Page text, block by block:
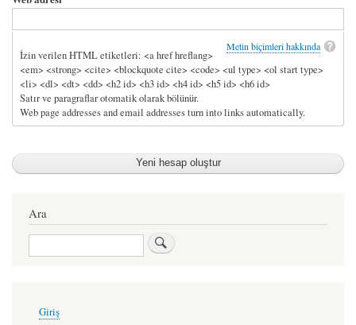
Metin biçimleri hakkında
İzin verilen HTML etiketleri: <a href hreflang>
<em> <strong> <cite> <blockquote cite> <code> <ul type> <ol start type>
<li> <dl> <dt> <dd> <h2 id> <h3 id> <h4 id> <h5 id> <h6 id>
Satır ve paragraflar otomatik olarak bölünür.
Web page addresses and email addresses turn into links automatically.
Ara
Ara
account
Giriş